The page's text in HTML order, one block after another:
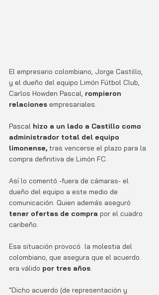
El empresario colombiano, Jorge Castillo,
y el dueño del equipo Limón Fútbol Club,
Carlos Howden Pascal, rompieron
relaciones empresariales.
Pascal hizo a un lado a Castillo como
administrador total del equipo
limonense, tras vencerse el plazo para la
compra definitiva de Limón FC.
Así lo comentó -fuera de cámaras- el
dueño del equipo a este medio de
comunicación. Quien además aseguró
tener ofertas de compra por el cuadro
caribeño.
Esa situación provocó  la molestia del
colombiano, que asegura que el acuerdo
era válido por tres años
"Dicho acuerdo (de representación y